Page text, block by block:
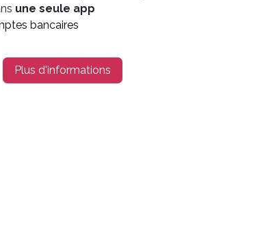
une seule app
bancaires
Plus d'informations